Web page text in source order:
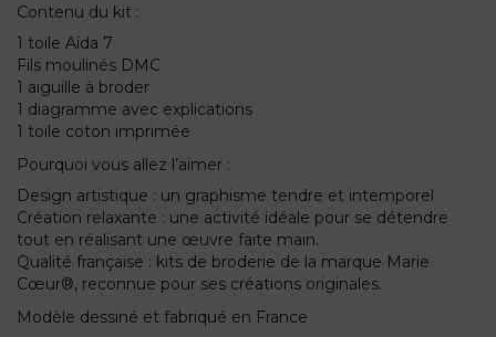
Contenu du kit :
1 toile Aïda 7
Fils moulinés DMC
1 aiguille à broder
1 diagramme avec explications
1 toile coton imprimée
Pourquoi vous allez l’aimer :
Design artistique : un graphisme tendre et intemporel
Création relaxante : une activité idéale pour se détendre
tout en réalisant une œuvre faite main.
Qualité française : kits de broderie de la marque Marie
Cœur®, reconnue pour ses créations originales.
Modèle dessiné et fabriqué en France